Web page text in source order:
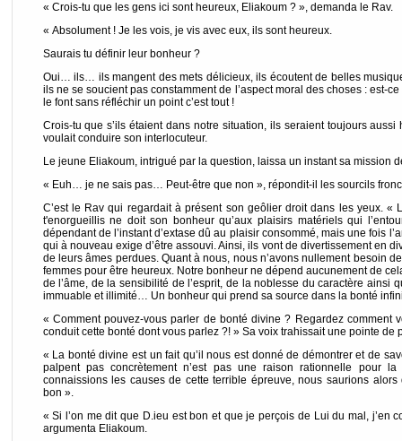
« Crois-tu que les gens ici sont heureux, Eliakoum ? », demanda le Rav.
« Absolument ! Je les vois, je vis avec eux, ils sont heureux.
Saurais tu définir leur bonheur ?
Oui… ils… ils mangent des mets délicieux, ils écoutent de belles
ils ne se soucient pas constamment de l’aspect moral des choses : est-
le font sans réfléchir un point c’est tout !
Crois-tu que s’ils étaient dans notre situation, ils seraient toujours
voulait conduire son interlocuteur.
Le jeune Eliakoum, intrigué par la question, laissa un instant sa mission
« Euh… je ne sais pas… Peut-être que non », répondit-il les sourcils
C’est le Rav qui regardait à présent son geôlier droit dans les yeux. «
t'enorgueillis ne doit son bonheur qu’aux plaisirs matériels qui
dépendant de l’instant d’extase dû au plaisir consommé, mais une fois
qui à nouveau exige d’être assouvi. Ainsi, ils vont de divertissement en
de leurs âmes perdues. Quant à nous, nous n’avons nullement besoin
femmes pour être heureux. Notre bonheur ne dépend aucunement de
de l’âme, de la sensibilité de l’esprit, de la noblesse du caractère ainsi
immuable et illimité… Un bonheur qui prend sa source dans la bonté
« Comment pouvez-vous parler de bonté divine ? Regardez comment
conduit cette bonté dont vous parlez ?! » Sa voix trahissait une pointe de
« La bonté divine est un fait qu’il nous est donné de démontrer et de
palpent pas concrètement n’est pas une raison rationnelle pour
connaissions les causes de cette terrible épreuve, nous saurions
bon ».
« Si l’on me dit que D.ieu est bon et que je perçois de Lui du mal, j’en
argumenta Eliakoum.